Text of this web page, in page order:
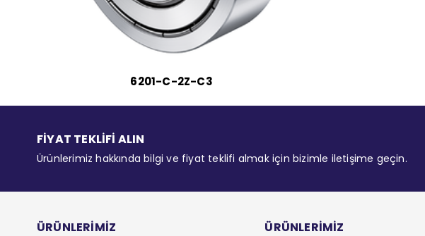
6201-C-2Z-C3
FİYAT TEKLİFİ ALIN
Ürünlerimiz hakkında bilgi ve fiyat teklifi almak için bizimle iletişime geçin.
ÜRÜNLERİMİZ
ÜRÜNLERİMİZ